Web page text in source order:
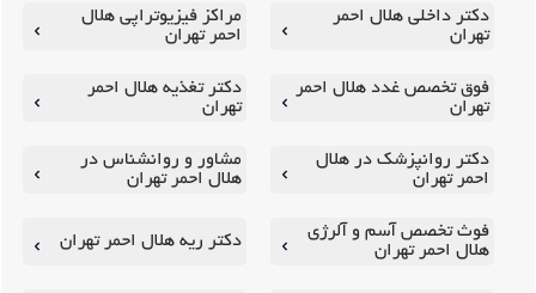
دکتر داخلی هلال احمر
تهران
مراکز فیزیوتراپی هلال
احمر تهران
فوق تخصص غدد هلال احمر
تهران
دکتر تغذیه هلال احمر
تهران
دکتر روانپزشک در هلال
احمر تهران
مشاور و روانشناس در
هلال احمر تهران
فوث تخصص آسم و آلرژی
هلال احمر تهران
دکتر ریه هلال احمر تهران